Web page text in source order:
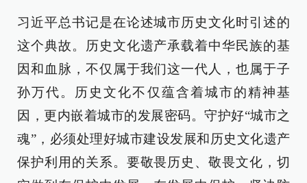
习近平总书记是在论述城市历史文化时引述的
这个典故。历史文化遗产承载着中华民族的基
因和血脉，不仅属于我们这一代人，也属于子
孙万代。历史文化不仅蕴含着城市的精神基
因，更内嵌着城市的发展密码。守护好“城市之
魂”，必须处理好城市建设发展和历史文化遗产
保护利用的关系。要敬畏历史、敬畏文化，切